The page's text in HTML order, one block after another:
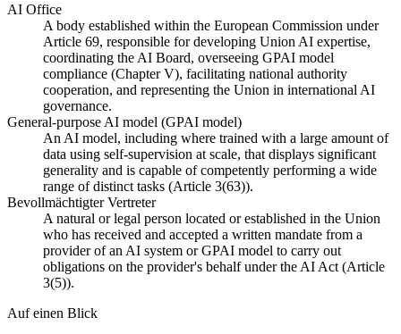
AI Office
A body established within the European Commission under
Article 69, responsible for developing Union AI expertise,
coordinating the AI Board, overseeing GPAI model
compliance (Chapter V), facilitating national authority
cooperation, and representing the Union in international AI
governance.
General-purpose AI model (GPAI model)
An AI model, including where trained with a large amount of
data using self-supervision at scale, that displays significant
generality and is capable of competently performing a wide
range of distinct tasks (Article 3(63)).
Bevollmächtigter Vertreter
A natural or legal person located or established in the Union
who has received and accepted a written mandate from a
provider of an AI system or GPAI model to carry out
obligations on the provider's behalf under the AI Act (Article
3(5)).
Auf einen Blick